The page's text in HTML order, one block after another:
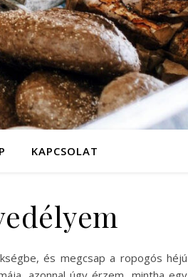
KAPCSOLAT
és megcsap a ropogós héjú